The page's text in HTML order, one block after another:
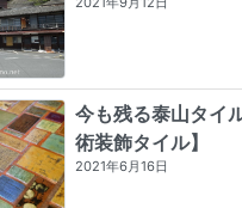
今も残る泰山タイ
術装飾タイル】
2021年6月16日